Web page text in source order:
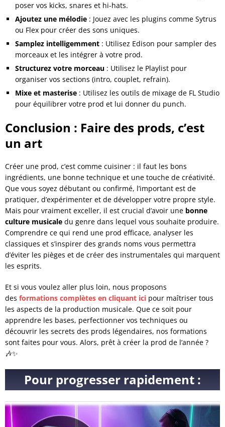
poser vos kicks, snares et hi-hats.
Ajoutez une mélodie : Jouez avec les plugins comme Sytrus
ou Flex pour créer des sons uniques.
Samplez intelligemment : Utilisez Edison pour sampler des
morceaux et les intégrer à votre prod.
Structurez votre morceau : Utilisez le Playlist pour
organiser vos sections (intro, couplet, refrain).
Mixe et masterise : Utilisez les outils de mixage de FL Studio
pour équilibrer votre prod et lui donner du punch.
Conclusion : Faire des prods, c’est
un art
Créer une prod, c’est comme cuisiner : il faut les bons
ingrédients, une bonne technique et une touche de créativité.
Que vous soyez débutant ou confirmé, l’important est de
pratiquer, d’expérimenter et de développer votre propre style.
Mais pour vraiment exceller, il est crucial d’avoir une bonne
culture musicale du genre dans lequel vous souhaite produire.
Comprendre ce qui rend une prod efficace, analyser les
classiques et s’inspirer des grands noms vous permettra
d’éviter les pièges et de créer des instrumentales qui marquent
les esprits.
Et si vous voulez aller plus loin, nous proposons
des formations complètes en cliquant ici pour maîtriser tous
les aspects de la production musicale. Que ce soit pour
apprendre les bases, perfectionner vos techniques ou
découvrir les secrets des prods légendaires, nos formations
sont faites pour vous. Alors, prêt à créer la prod de l’année ?
🎶✨
Pour progresser rapidement :